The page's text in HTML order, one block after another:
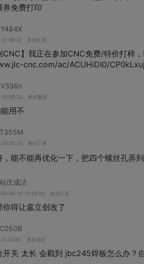
券免费打印
来自江苏
CNC】我正在参加CNC免费/特价打样
cnc.com/ac/ACUHiDI0/
来自重庆
用不
来自广东
，能不能再优化一下，把四个螺丝孔弄
庄成洁
04-01 12:53:05 来自江苏
你得让嘉立创改了
来自湖北
开关 太长 会戳到 jbc245焊板怎么办？